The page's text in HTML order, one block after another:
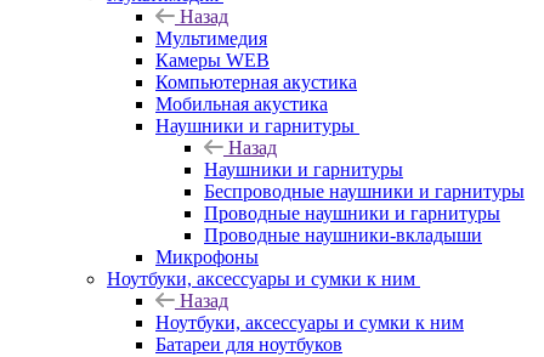
Назад
Мультимедия
Камеры WEB
Компьютерная акустика
Мобильная акустика
Наушники и гарнитуры
Назад
Наушники и гарнитуры
Беспроводные наушники и гарнитуры
Проводные наушники и гарнитуры
Проводные наушники-вкладыши
Микрофоны
Ноутбуки, аксессуары и сумки к ним
Назад
Ноутбуки, аксессуары и сумки к ним
Батареи для ноутбуков